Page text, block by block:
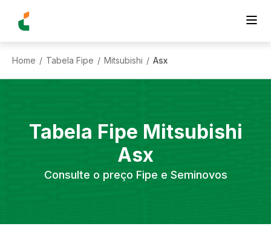
Home / Tabela Fipe / Mitsubishi / Asx
Tabela Fipe Mitsubishi
Asx
Consulte o preço Fipe e Seminovos